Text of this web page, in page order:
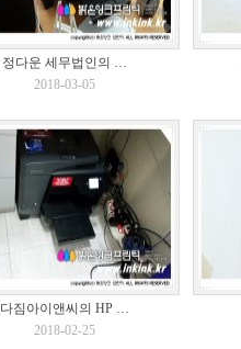
정다운 세무법인의 …
2018-03-05
다짐아이앤씨의 HP …
2018-02-25